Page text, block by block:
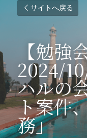
サイトへ戻る
【勉強
2024/
ハルの
ト案件
務」